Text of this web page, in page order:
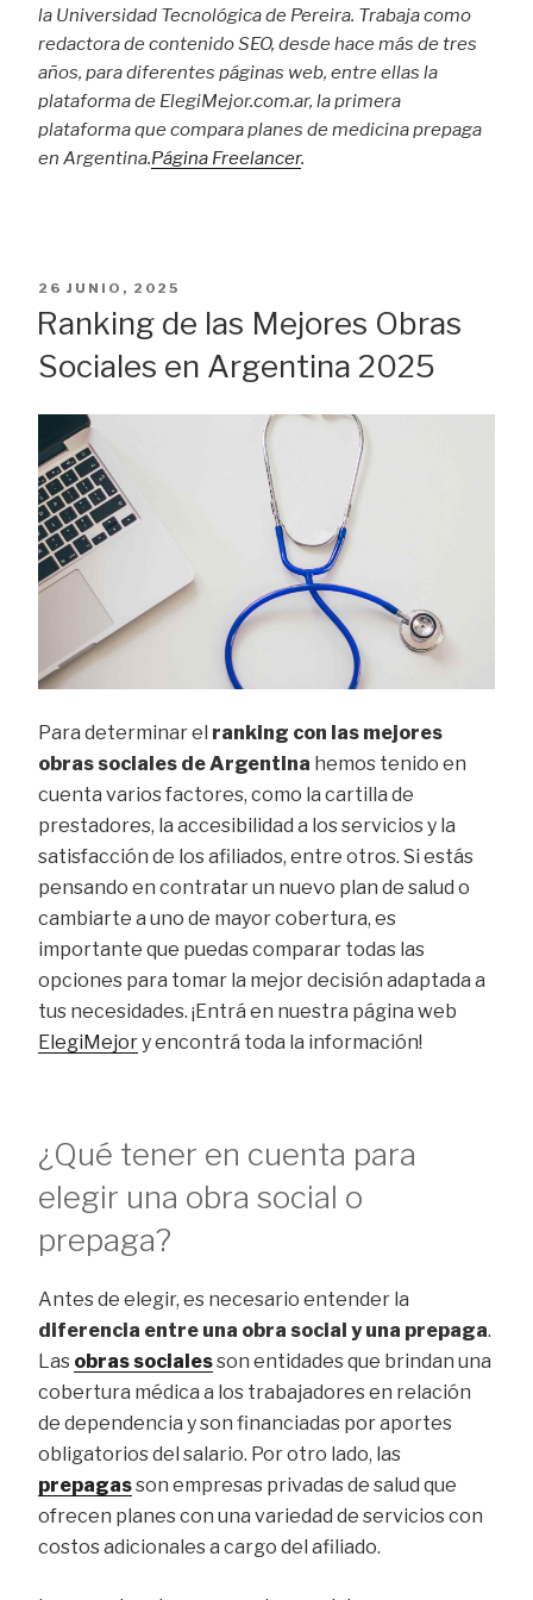
la Universidad Tecnológica de Pereira. Trabaja como
redactora de contenido SEO, desde hace más de tres
años, para diferentes páginas web, entre ellas la
plataforma de ElegiMejor.com.ar, la primera
plataforma que compara planes de medicina prepaga
en Argentina.Página Freelancer.
PUBLICADO
EL
26 JUNIO, 2025
Ranking de las Mejores Obras
Sociales en Argentina 2025
Para determinar el ranking con las mejores
obras sociales de Argentina hemos tenido en
cuenta varios factores, como la cartilla de
prestadores, la accesibilidad a los servicios y la
satisfacción de los afiliados, entre otros. Si estás
pensando en contratar un nuevo plan de salud o
cambiarte a uno de mayor cobertura, es
importante que puedas comparar todas las
opciones para tomar la mejor decisión adaptada a
tus necesidades. ¡Entrá en nuestra página web
ElegiMejory encontrá toda la información!
¿Qué tener en cuenta para
elegir una obra social o
prepaga?
Antes de elegir, es necesario entender la
diferencia entre una obra social y una prepaga.
Las obras socialesson entidades que brindan una
cobertura médica a los trabajadores en relación
de dependencia y son financiadas por aportes
obligatorios del salario. Por otro lado, las
prepagasson empresas privadas de salud que
ofrecen planes con una variedad de servicios con
costos adicionales a cargo del afiliado.